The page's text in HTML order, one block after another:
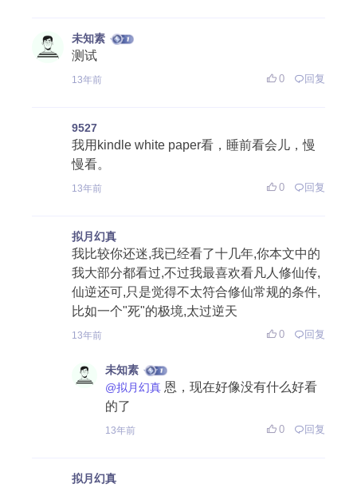
未知素
测试
13年前 0 回复
9527
我用kindle white paper看，睡前看会儿，慢
慢看。
13年前 0 回复
拟月幻真
我比较你还迷,我已经看了十几年,你本文中的
我大部分都看过,不过我最喜欢看凡人修仙传,
仙逆还可,只是觉得不太符合修仙常规的条件,
比如一个"死"的极境,太过逆天
13年前 0 回复
未知素
@拟月幻真 恩，现在好像没有什么好看
的了
13年前 0 回复
拟月幻真